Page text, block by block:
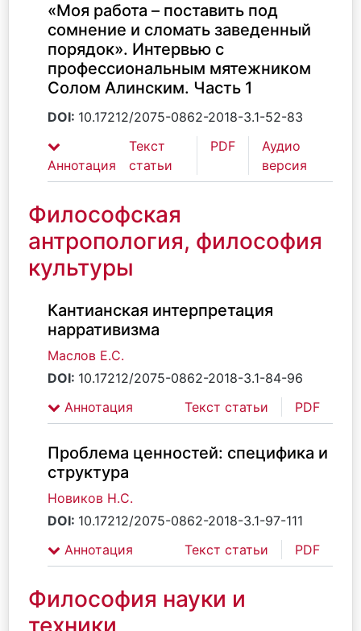
«Моя работа – поставить под
сомнение и сломать заведенный
порядок». Интервью с
профессиональным мятежником
Солом Алинским. Часть 1
DOI: 10.17212/2075-0862-2018-3.1-52-83
Аннотация
Текст
статьи
PDF
Аудио
версия
Философская
антропология, философия
культуры
Кантианская интерпретация
нарративизма
Маслов Е.С.
DOI: 10.17212/2075-0862-2018-3.1-84-96
Аннотация
Текст статьи PDF
Проблема ценностей: специфика и
структура
Новиков Н.С.
DOI: 10.17212/2075-0862-2018-3.1-97-111
Аннотация
Текст статьи PDF
Философия науки и
техники